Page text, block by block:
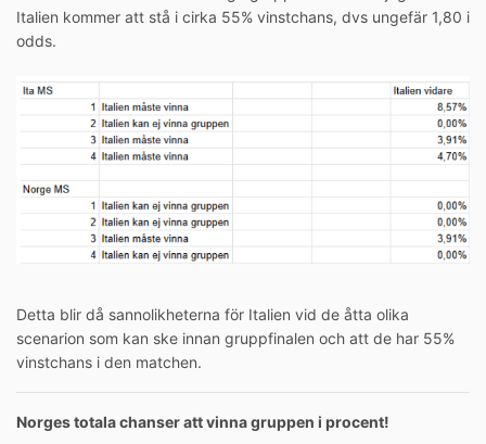
Italien kommer att stå i cirka 55% vinstchans, dvs ungefär 1,80 i
odds.
Detta blir då sannolikheterna för Italien vid de åtta olika
scenarion som kan ske innan gruppfinalen och att de har 55%
vinstchans i den matchen.
Norges totala chanser att vinna gruppen i procent!